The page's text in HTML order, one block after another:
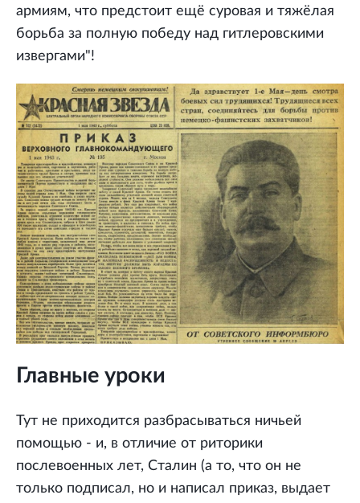
армиям, что предстоит ещё суровая и тяжёлая
борьба за полную победу над гитлеровскими
извергами"!
Главные уроки
Тут не приходится разбрасываться ничьей
помощью - и, в отличие от риторики
послевоенных лет, Сталин (а то, что он не
только подписал, но и написал приказ, выдает